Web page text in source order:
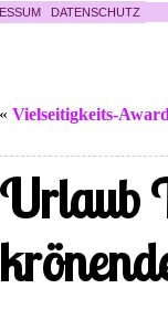
DATENSCHUTZ
« Vielseitigkeits-
Urlaub